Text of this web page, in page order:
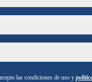
las condiciones de uso y